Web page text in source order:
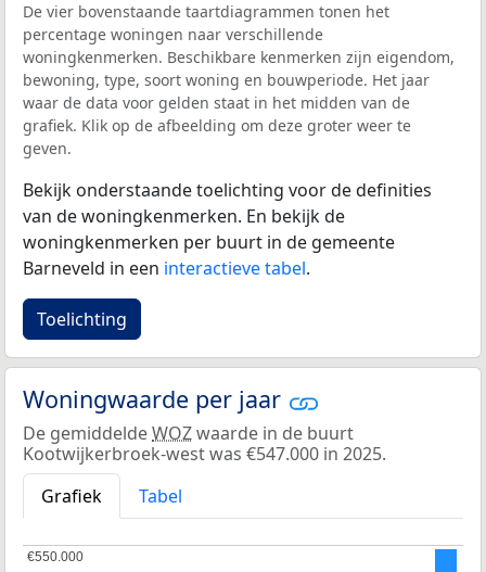
De vier bovenstaande taartdiagrammen tonen het
percentage woningen naar verschillende
woningkenmerken. Beschikbare kenmerken zijn eigendom,
bewoning, type, soort woning en bouwperiode. Het jaar
waar de data voor gelden staat in het midden van de
grafiek. Klik op de afbeelding om deze groter weer te
geven.
Bekijk onderstaande toelichting voor de definities
van de woningkenmerken. En bekijk de
woningkenmerken per buurt in de gemeente
Barneveld in een interactieve tabel.
Toelichting
Woningwaarde per jaar
De gemiddeldeWOZwaarde in de buurt
Kootwijkerbroek-west was €547.000 in 2025.
Grafiek
Tabel
€550.000
€550.000